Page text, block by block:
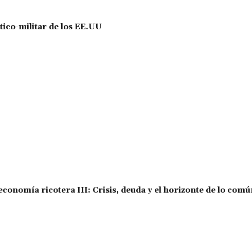
militar de los EE.UU
ricotera III: Crisis, deuda y el horizonte de lo